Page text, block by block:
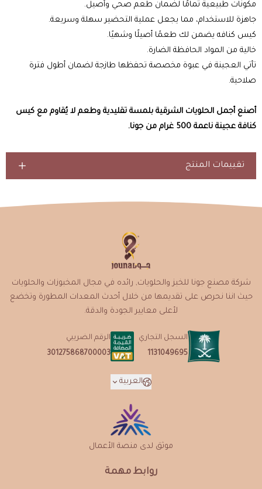
مكونات طبيعية تمامًا لضمان طعم صحي وأصيل.
جاهزة للاستخدام، مما يجعل عملية التحضير سهلة وسريعة.
كيس كنافه يضمن لك طعمًا أصيلًا وشهيًا.
خالية من المواد الحافظة الضارة.
تأتي العجينة في عبوة مخصصة تحفظها طازجة لضمان أطول فترة
صلاحية.
أصنع أجمل الحلويات الشرقية بلمسة تقليدية وطعم لا يُقاوم مع كيس
كنافة عجينة ناعمة 500 غرام من جونا.
تقييمات المنتج
روابط مهمة
شركة مصنع جونا للخبز والحلويات, رائده في مجال المخبوزات والحلويات
حيث اننا نحرص على تقديمها من خلال أحدث المعدات المطورة وتخضع
لأعلى معايير الجودة والدقة.
السجل التجاري
1131049695
الرقم الضريبي
301275868700003
العربية
موثق لدى منصة الأعمال